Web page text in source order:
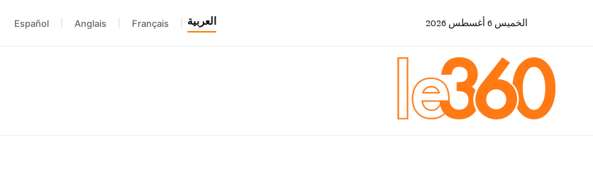
الخميس 6 أغسطس 2026 العربية Français
Anglais
Español